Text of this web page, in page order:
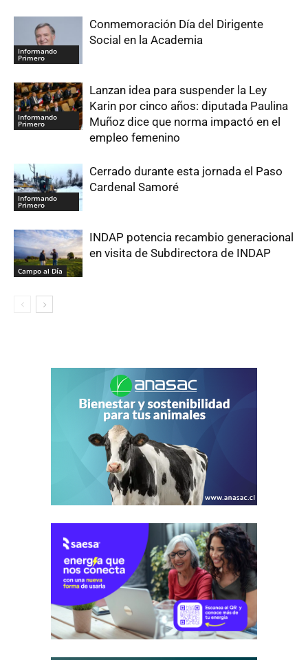
Informando
Primero
Conmemoración Día del Dirigente
Social en la Academia
Informando
Primero
Lanzan idea para suspender la Ley
Karin por cinco años: diputada Paulina
Muñoz dice que norma impactó en el
empleo femenino
Informando
Primero
Cerrado durante esta jornada el Paso
Cardenal Samoré
Campo al Día
INDAP potencia recambio generacional
en visita de Subdirectora de INDAP